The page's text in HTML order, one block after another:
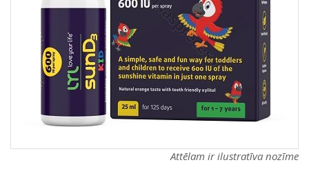
Attēlam ir ilustratīva nozīme